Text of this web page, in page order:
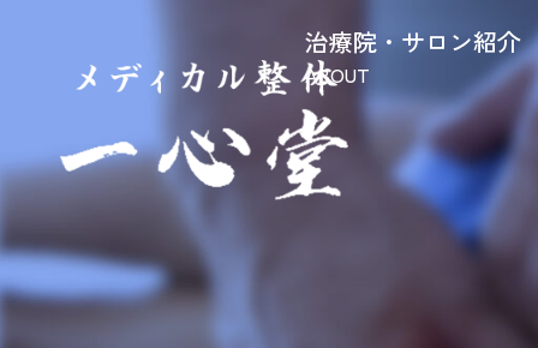
治療院・サロン紹介
ABOUT